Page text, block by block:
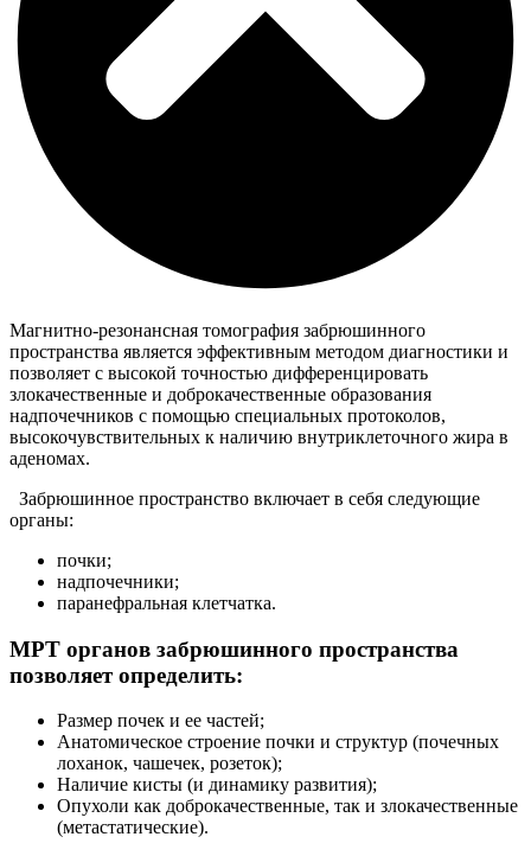
Магнитно-резонансная томография забрюшинного
пространства является эффективным методом диагностики и
позволяет с высокой точностью дифференцировать
злокачественные и доброкачественные образования
надпочечников с помощью специальных протоколов,
высокочувствительных к наличию внутриклеточного жира в
аденомах.
Забрюшинное пространство включает в себя следующие
органы:
почки;
надпочечники;
паранефральная клетчатка.
МРТ органов забрюшинного пространства
позволяет определить:
Размер почек и ее частей;
Анатомическое строение почки и структур (почечных
лоханок, чашечек, розеток);
Наличие кисты (и динамику развития);
Опухоли как доброкачественные, так и злокачественные
(метастатические).